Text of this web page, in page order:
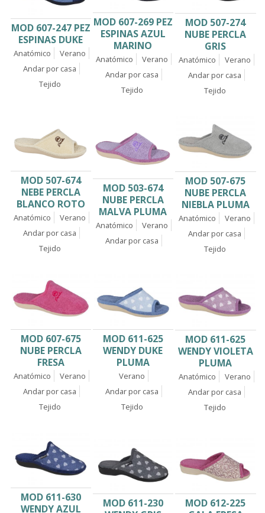
MOD 607-247 PEZ
ESPINAS DUKE
Anatómico
Verano
Andar por casa
Tejido
MOD 607-269 PEZ
ESPINAS AZUL
MARINO
Anatómico
Verano
Andar por casa
Tejido
MOD 507-274
NUBE PERCLA
GRIS
Anatómico
Verano
Andar por casa
Tejido
MOD 507-674
NEBE PERCLA
BLANCO ROTO
Anatómico
Verano
Andar por casa
Tejido
MOD 503-674
NUBE PERCLA
MALVA PLUMA
Anatómico
Verano
Andar por casa
MOD 507-675
NUBE PERCLA
NIEBLA PLUMA
Anatómico
Verano
Andar por casa
Tejido
MOD 607-675
NUBE PERCLA
FRESA
Anatómico
Verano
Andar por casa
Tejido
MOD 611-625
WENDY DUKE
PLUMA
Verano
Andar por casa
Tejido
MOD 611-625
WENDY VIOLETA
PLUMA
Anatómico
Verano
Andar por casa
Tejido
MOD 611-630
WENDY AZUL
MOD 611-230
MOD 612-225